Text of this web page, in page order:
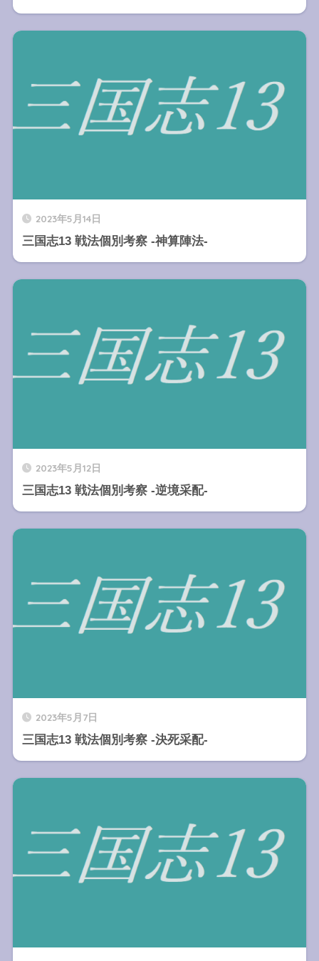
2023年5月14日
三国志13 戦法個別考察 -神算陣法-
2023年5月12日
三国志13 戦法個別考察 -逆境采配-
2023年5月7日
三国志13 戦法個別考察 -決死采配-